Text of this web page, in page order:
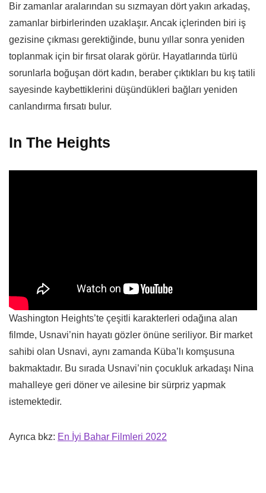
Bir zamanlar aralarından su sızmayan dört yakın arkadaş,
zamanlar birbirlerinden uzaklaşır. Ancak içlerinden biri iş
gezisine çıkması gerektiğinde, bunu yıllar sonra yeniden
toplanmak için bir fırsat olarak görür. Hayatlarında türlü
sorunlarla boğuşan dört kadın, beraber çıktıkları bu kış tatili
sayesinde kaybettiklerini düşündükleri bağları yeniden
canlandırma fırsatı bulur.
In The Heights
Washington Heights’te çeşitli karakterleri odağına alan
filmde, Usnavi’nin hayatı gözler önüne seriliyor. Bir market
sahibi olan Usnavi, aynı zamanda Küba’lı komşusuna
bakmaktadır. Bu sırada Usnavi’nin çocukluk arkadaşı Nina
mahalleye geri döner ve ailesine bir sürpriz yapmak
istemektedir.
Ayrıca bkz: En İyi Bahar Filmleri 2022